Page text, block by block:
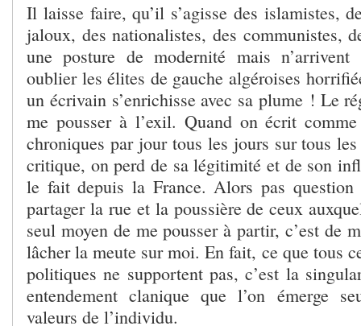
Il laisse faire, qu’il s’agisse des islamistes,
jaloux, des nationalistes, des communistes,
une posture de modernité mais
oublier les élites de gauche algéroises
un écrivain s’enrichisse avec sa plume ! Le
me pousser à l’exil. Quand on écrit
chroniques par jour tous les jours sur tous
critique, on perd de sa légitimité et de son
le fait depuis la France. Alors pas
partager la rue et la poussière de ceux
seul moyen de me pousser à partir, c’est de
lâcher la meute sur moi. En fait, ce que tous
politiques ne supportent pas, c’est la
entendement clanique que l’on émerge
valeurs de l’individu.